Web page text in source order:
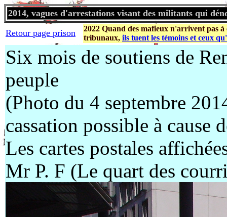
2014, vagues d'arrestations visant des militants qui
Retour page prison
2022 Quand des mafieux n'arrivent pas à
tribunaux, ils tuent les témoins et ceux
Six mois de soutiens de
peuple
(Photo du 4 septembre
cassation possible à
Les cartes postales
Mr P. F (Le quart des